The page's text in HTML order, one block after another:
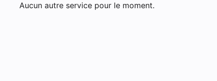
Aucun autre service pour le moment.